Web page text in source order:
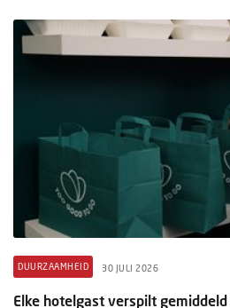
DUURZAAMHEID 30 JULI 2026
Elke hotelgast verspilt